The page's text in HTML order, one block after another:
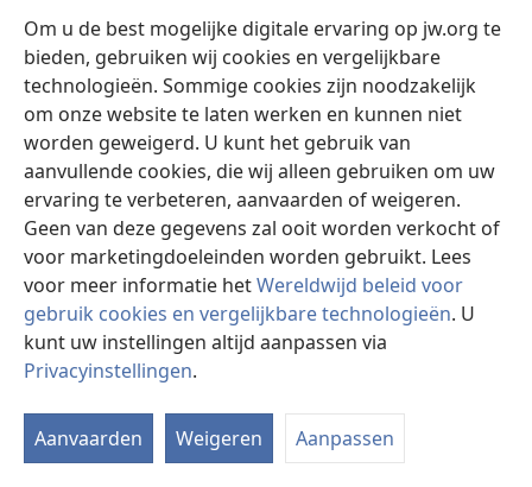
Om u de best mogelijke digitale ervaring op jw.org te
bieden, gebruiken wij cookies en vergelijkbare
technologieën. Sommige cookies zijn noodzakelijk
om onze website te laten werken en kunnen niet
worden geweigerd. U kunt het gebruik van
aanvullende cookies, die wij alleen gebruiken om uw
ervaring te verbeteren, aanvaarden of weigeren.
Geen van deze gegevens zal ooit worden verkocht of
voor marketingdoeleinden worden gebruikt. Lees
voor meer informatie hetWereldwijd beleid voor
gebruik cookies en vergelijkbare technologieën. U
kunt uw instellingen altijd aanpassen via
Privacyinstellingen.
Aanvaarden Weigeren Aanpassen
De afgelopen 28 jaar hebben Getuigen meegeholpen
aan bouwprojecten in 120 landen. Ze boden als
vrijwilliger hun vakbekwaamheid en tijd aan. Lees
meer over dit unieke bouwprogramma.
Videofragment: Update van de uitbreiding in